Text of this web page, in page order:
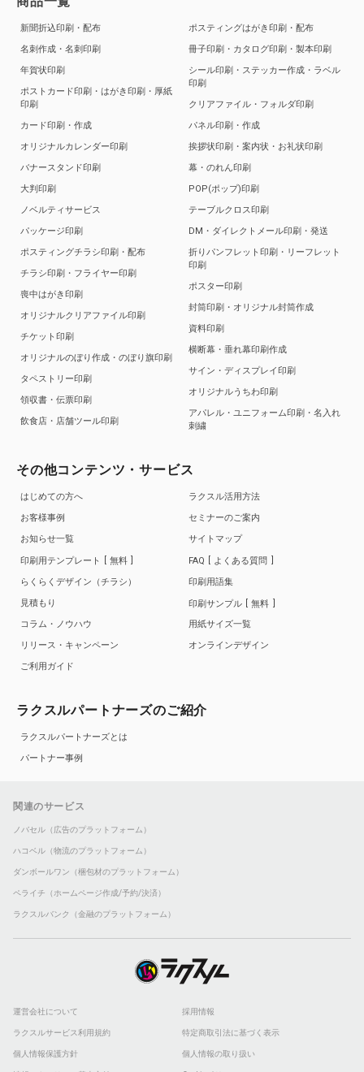
新聞折込印刷・配布
名刺作成・名刺印刷
年賀状印刷
ポストカード印刷・はがき印刷・厚紙
印刷
カード印刷・作成
オリジナルカレンダー印刷
バナースタンド印刷
大判印刷
ノベルティサービス
パッケージ印刷
ポスティングチラシ印刷・配布
チラシ印刷・フライヤー印刷
喪中はがき印刷
オリジナルクリアファイル印刷
チケット印刷
オリジナルのぼり作成・のぼり旗印刷
タペストリー印刷
領収書・伝票印刷
飲食店・店舗ツール印刷
ポスティングはがき印刷・配布
冊子印刷・カタログ印刷・製本印刷
シール印刷・ステッカー作成・ラベル
印刷
クリアファイル・フォルダ印刷
パネル印刷・作成
挨拶状印刷・案内状・お礼状印刷
幕・のれん印刷
POP(ポップ)印刷
テーブルクロス印刷
DM・ダイレクトメール印刷・発送
折りパンフレット印刷・リーフレット
印刷
ポスター印刷
封筒印刷・オリジナル封筒作成
資料印刷
横断幕・垂れ幕印刷作成
サイン・ディスプレイ印刷
オリジナルうちわ印刷
アパレル・ユニフォーム印刷・名入れ
刺繍
その他コンテンツ・サービス
はじめての方へ
お客様事例
お知らせ一覧
印刷用テンプレート
無料
らくらくデザイン（チラシ）
見積もり
コラム・ノウハウ
リリース・キャンペーン
ご利用ガイド
ラクスル活用方法
セミナーのご案内
サイトマップ
FAQ
よくある質問
印刷用語集
印刷サンプル
無料
用紙サイズ一覧
オンラインデザイン
ラクスルパートナーズのご紹介
ラクスルパートナーズとは
パートナー事例
関連のサービス
ノバセル（広告のプラットフォーム）
ハコベル（物流のプラットフォーム）
ダンボールワン（梱包材のプラットフォーム）
ペライチ（ホームページ作成/予約/決済）
ラクスルバンク（金融のプラットフォーム）
運営会社について 採用情報
ラクスルサービス利用規約 特定商取引法に基づく表示
個人情報保護方針 個人情報の取り扱い